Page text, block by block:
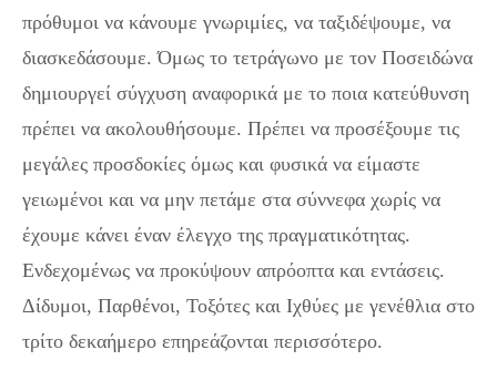
πρόθυμοι να κάνουμε γνωριμίες, να ταξιδέψουμε, να
διασκεδάσουμε. Όμως το τετράγωνο με τον Ποσειδώνα
δημιουργεί σύγχυση αναφορικά με το ποια κατεύθυνση
πρέπει να ακολουθήσουμε. Πρέπει να προσέξουμε τις
μεγάλες προσδοκίες όμως και φυσικά να είμαστε
γειωμένοι και να μην πετάμε στα σύννεφα χωρίς να
έχουμε κάνει έναν έλεγχο της πραγματικότητας.
Ενδεχομένως να προκύψουν απρόοπτα και εντάσεις.
Δίδυμοι, Παρθένοι, Τοξότες και Ιχθύες με γενέθλια στο
τρίτο δεκαήμερο επηρεάζονται περισσότερο.